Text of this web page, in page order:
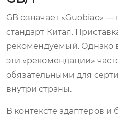
GB означает «Guobiao»
стандарт Китая.
рекомендуемый. Однако
эти «рекомендации»
обязательными для
внутри страны.
В контексте адаптеров и